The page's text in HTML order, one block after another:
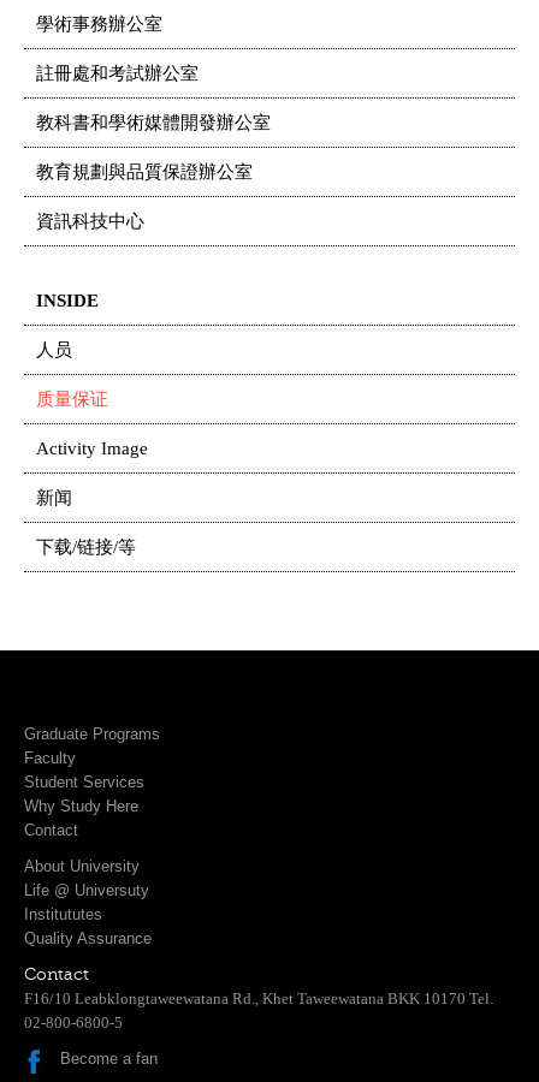
學術事務辦公室
註冊處和考試辦公室
教科書和學術媒體開發辦公室
教育規劃與品質保證辦公室
資訊科技中心
INSIDE
人员
质量保证
Activity Image
新闻
下载/链接/等
Graduate Programs
Faculty
Student Services
Why Study Here
Contact
About University
Life @ Universuty
Institututes
Quality Assurance
Contact
F16/10 Leabklongtaweewatana Rd., Khet Taweewatana BKK 10170 Tel.
02-800-6800-5
Become a fan